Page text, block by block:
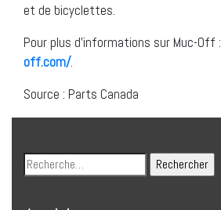
et de bicyclettes.
Pour plus d’informations sur Muc-Off :
off.com/.
Source : Parts Canada